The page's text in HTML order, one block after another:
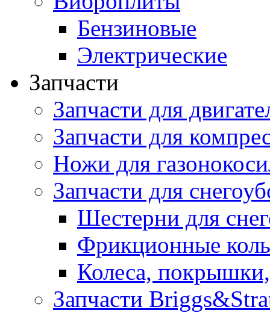
Бензиновые
Электрические
Запчасти
Запчасти для
Запчасти для
Ножи для
Запчасти для
Шестерни для
Фрикционные
Колеса,
Запчасти